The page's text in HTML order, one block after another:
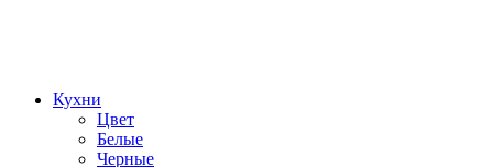
Кухни
Цвет
Белые
Черные